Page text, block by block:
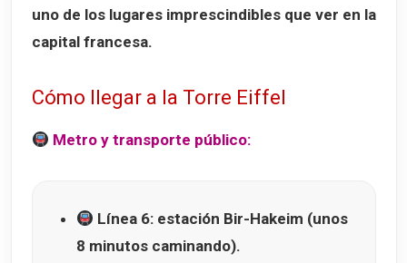
uno de los lugares imprescindibles que ver en la
capital francesa.
Cómo llegar a la Torre Eiffel
Metro y transporte público:
Línea 6: estación Bir-Hakeim (unos
8 minutos caminando).